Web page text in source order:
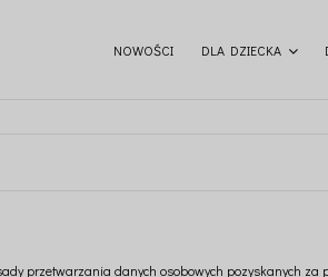
NOWOŚCI DLA DZIECKA
przetwarzania danych osobowych pozyskanych